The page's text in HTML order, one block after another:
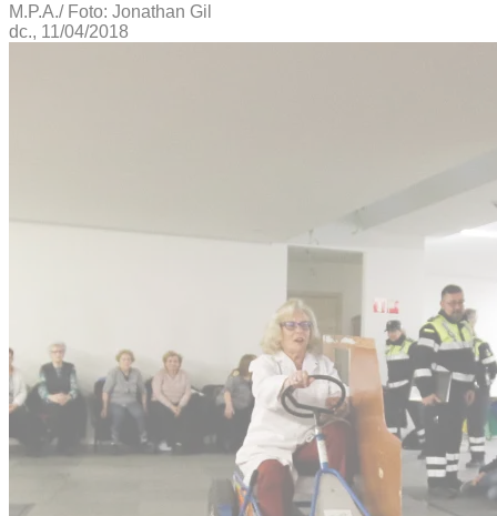
M.P.A./ Foto: Jonathan Gil
dc., 11/04/2018